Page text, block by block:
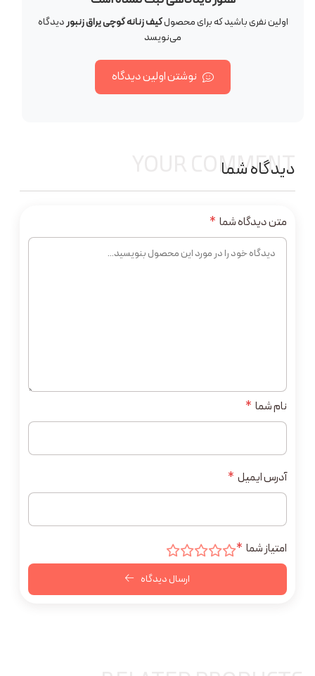
اولین نفری باشید که برای محصولکیف زنانه گوچی یراق زنبوردیدگاه
می‌نویسد
نوشتن اولین دیدگاه
دیدگاه شما
YOUR COMMENT
نام شما *
آدرس ایمیل *
امتیاز شما *
ارسال دیدگاه
متن دیدگاه شما *